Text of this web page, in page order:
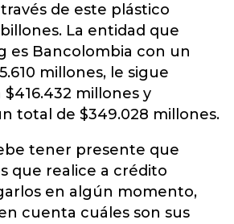
de este plástico
billones. La entidad que
es Bancolombia con un
millones, le sigue
millones y
total de $349.028 millones.
tener presente que
que realice a crédito
en algún momento,
cuenta cuáles son sus